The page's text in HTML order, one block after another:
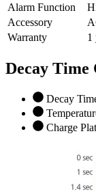
Alarm Function
Accessory
Warranty
1
Decay Time
Decay
Charge